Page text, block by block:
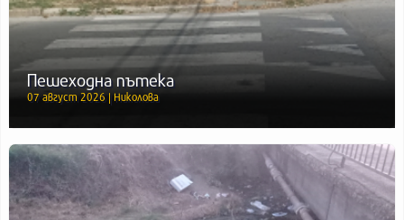
Пешеходна пътека
07 август 2026 | Николова